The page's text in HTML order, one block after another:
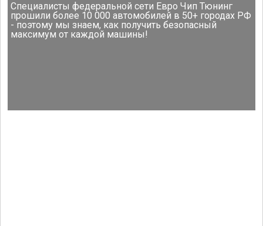
Специалисты федеральной сети Евро Чип Тюнинг
прошили более 10 000 автомобилей в 50+ городах РФ
- поэтому мы знаем, как получить безопасный
максимум от каждой машины!